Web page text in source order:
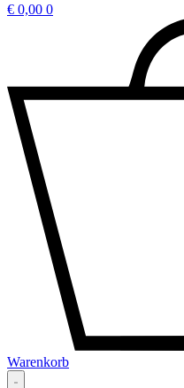
€ 0,00 0
Warenkorb